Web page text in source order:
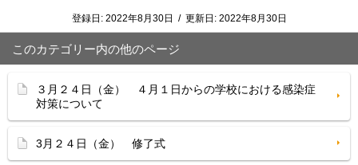
登録日: 2022年8月30日 / 更新日: 2022年8月30日
このカテゴリー内の他のページ
３月２４日（金） ４月１日からの学校における感染症
対策について
3月２４日（金） 修了式